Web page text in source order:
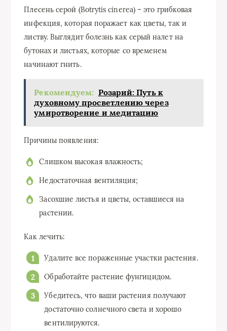
Плесень серой (Botrytis cinerea) – это грибковая
инфекция, которая поражает как цветы, так и
листву. Выглядит болезнь как серый налет на
бутонах и листьях, которые со временем
начинают гнить.
Рекомендуем: Розарий: Путь к
духовному просветлению через
умиротворение и медитацию
Причины появления:
Слишком высокая влажность;
Недостаточная вентиляция;
Засохшие листья и цветы, оставшиеся на
растении.
Как лечить:
Удалите все пораженные участки растения.
Обработайте растение фунгицидом.
Убедитесь, что ваши растения получают
достаточно солнечного света и хорошо
вентилируются.